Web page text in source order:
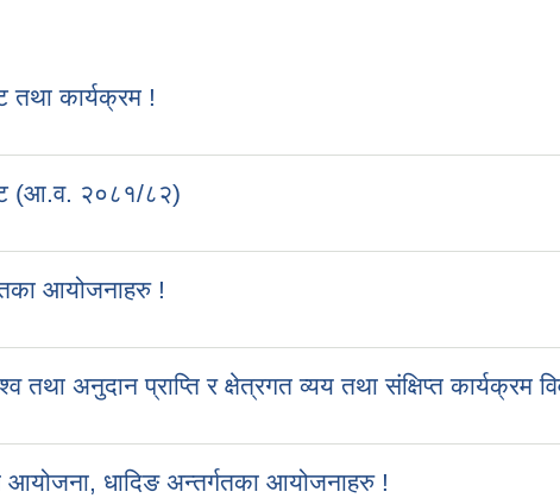
कार्यक्रम !
(आ.व. २०८१/८२)
आयोजनाहरु !
अनुदान प्राप्ति र क्षेत्रगत व्यय तथा संक्षिप्त कार्यक्रम
आयोजना, धादिङ अन्तर्गतका आयोजनाहरु !